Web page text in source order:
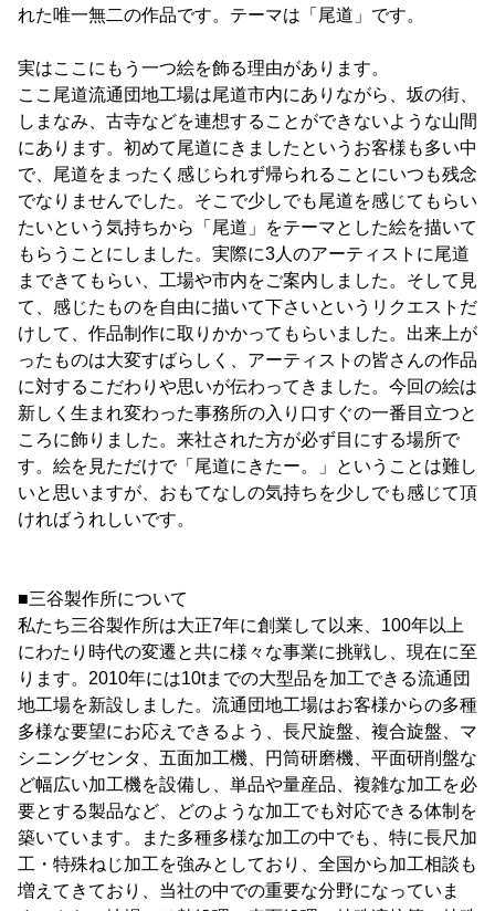
れた唯一無二の作品です。テーマは「尾道」です。
実はここにもう一つ絵を飾る理由があります。
ここ尾道流通団地工場は尾道市内にありながら、坂の街、
しまなみ、古寺などを連想することができないような山間
にあります。初めて尾道にきましたというお客様も多い中
で、尾道をまったく感じられず帰られることにいつも残念
でなりませんでした。そこで少しでも尾道を感じてもらい
たいという気持ちから「尾道」をテーマとした絵を描いて
もらうことにしました。実際に3人のアーティストに尾道
まできてもらい、工場や市内をご案内しました。そして見
て、感じたものを自由に描いて下さいというリクエストだ
けして、作品制作に取りかかってもらいました。出来上が
ったものは大変すばらしく、アーティストの皆さんの作品
に対するこだわりや思いが伝わってきました。今回の絵は
新しく生まれ変わった事務所の入り口すぐの一番目立つと
ころに飾りました。来社された方が必ず目にする場所で
す。絵を見ただけで「尾道にきたー。」ということは難し
いと思いますが、おもてなしの気持ちを少しでも感じて頂
ければうれしいです。
■三谷製作所について
私たち三谷製作所は大正7年に創業して以来、100年以上
にわたり時代の変遷と共に様々な事業に挑戦し、現在に至
ります。2010年には10tまでの大型品を加工できる流通団
地工場を新設しました。流通団地工場はお客様からの多種
多様な要望にお応えできるよう、長尺旋盤、複合旋盤、マ
シニングセンタ、五面加工機、円筒研磨機、平面研削盤な
ど幅広い加工機を設備し、単品や量産品、複雑な加工を必
要とする製品など、どのような加工でも対応できる体制を
築いています。また多種多様な加工の中でも、特に長尺加
工・特殊ねじ加工を強みとしており、全国から加工相談も
増えてきており、当社の中での重要な分野になっていま